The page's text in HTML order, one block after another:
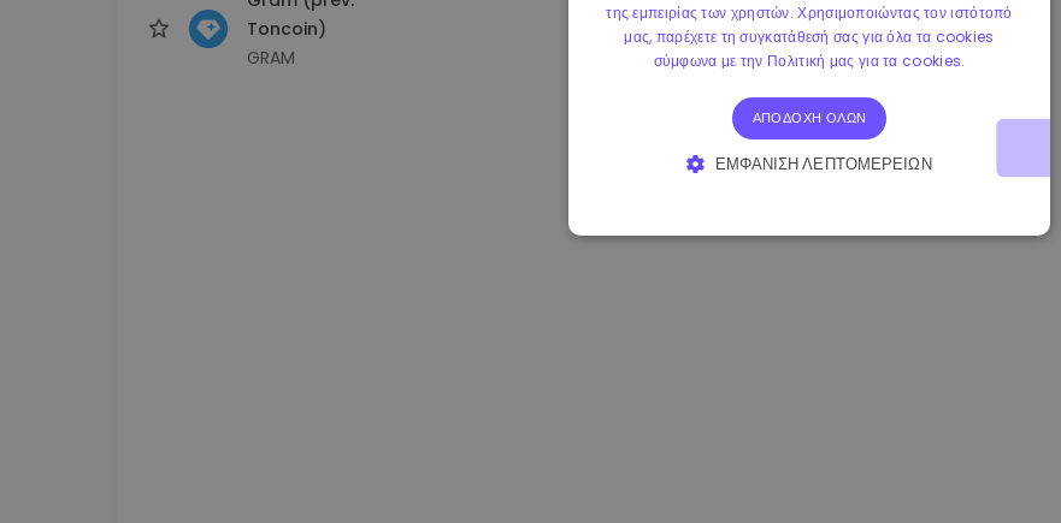
Toncoin)
GRAM
1.160000 € -3.00% 3.2B €
της εμπειρίας των χρηστών. Χρησιμοποιώντας τον ιστότοπό
μας, παρέχετε τη συγκατάθεσή σας για όλα τα cookies
σύμφωνα με την Πολιτική μας για τα cookies.
ΑΠΟΔΟΧΉ ΌΛΩΝ
ΕΜΦΆΝΙΣΗ ΛΕΠΤΟΜΕΡΕΙΏΝ